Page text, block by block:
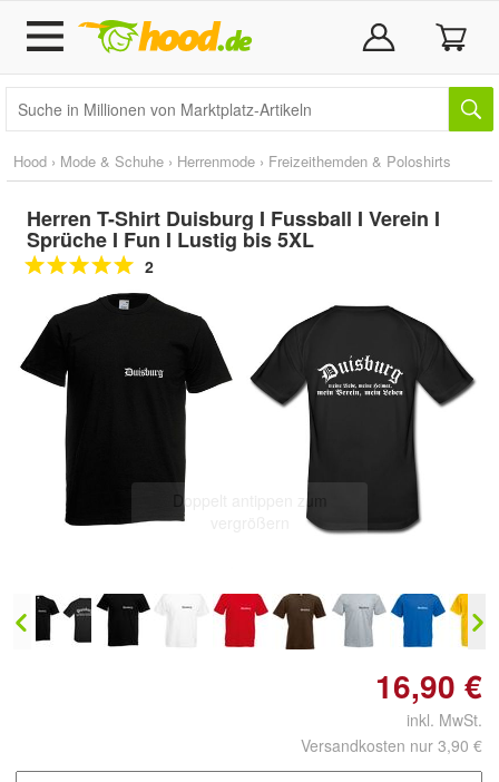
Hood › Mode & Schuhe › Herrenmode › Freizeithemden & Poloshirts
Herren T-Shirt Duisburg I Fussball I Verein I
Sprüche I Fun I Lustig bis 5XL
2
Doppelt antippen zum
16,90 €
inkl. MwSt.
Versandkosten nur 3,90 €